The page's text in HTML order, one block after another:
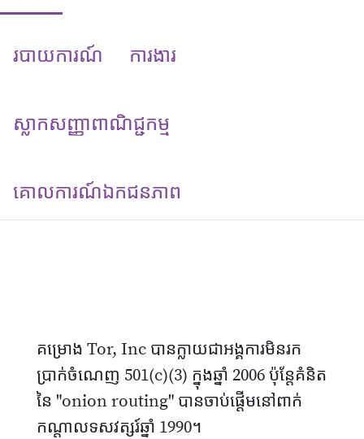
របាយការណ៍ ការងារ
ស្លាកសញ្ញាពាណិជ្ជកម្ម
គោលការណ៍​ឯកជនភាព
គម្រោង Tor, Inc បានក្លាយជាអង្គការមិនរក
ប្រាក់ចំណេញ 501(c)(3) ក្នុងឆ្នាំ 2006 ប៉ុន្តែគំនិត
នៃ "onion routing" បានចាប់ផ្តើមនៅពាក់
កណ្តាលទសវត្សរ៍ឆ្នាំ 1990។